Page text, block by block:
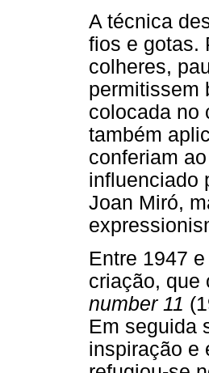
A técnica
fios e gotas.
colheres,
permitissem
colocada no
também
conferiam
influenciado
Joan Miró,
Entre 1947
criação, que
number 11
Em seguida
inspiração e